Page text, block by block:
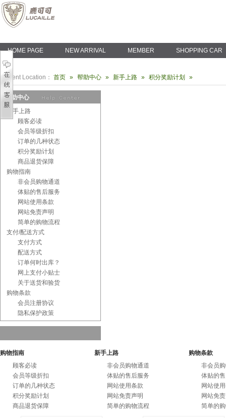
HOME PAGE NEW ARRIVAL MEMBER SHOPPING CAR
Current Location： 首页 » 帮助中心 » 新手上路 » 积分奖励计划 »
帮助中心
新手上路
顾客必读
会员等级折扣
订单的几种状态
积分奖励计划
商品退货保障
购物指南
非会员购物通道
体贴的售后服务
网站使用条款
网站免责声明
简单的购物流程
支付/配送方式
支付方式
配送方式
订单何时出库？
网上支付小贴士
关于送货和验货
购物条款
会员注册协议
隐私保护政策
购物指南
顾客必读
会员等级折扣
订单的几种状态
积分奖励计划
商品退货保障
新手上路
非会员购物通道
体贴的售后服务
网站使用条款
网站免责声明
简单的购物流程
购物条款
非会员
体贴的
网站使
网站免
简单的